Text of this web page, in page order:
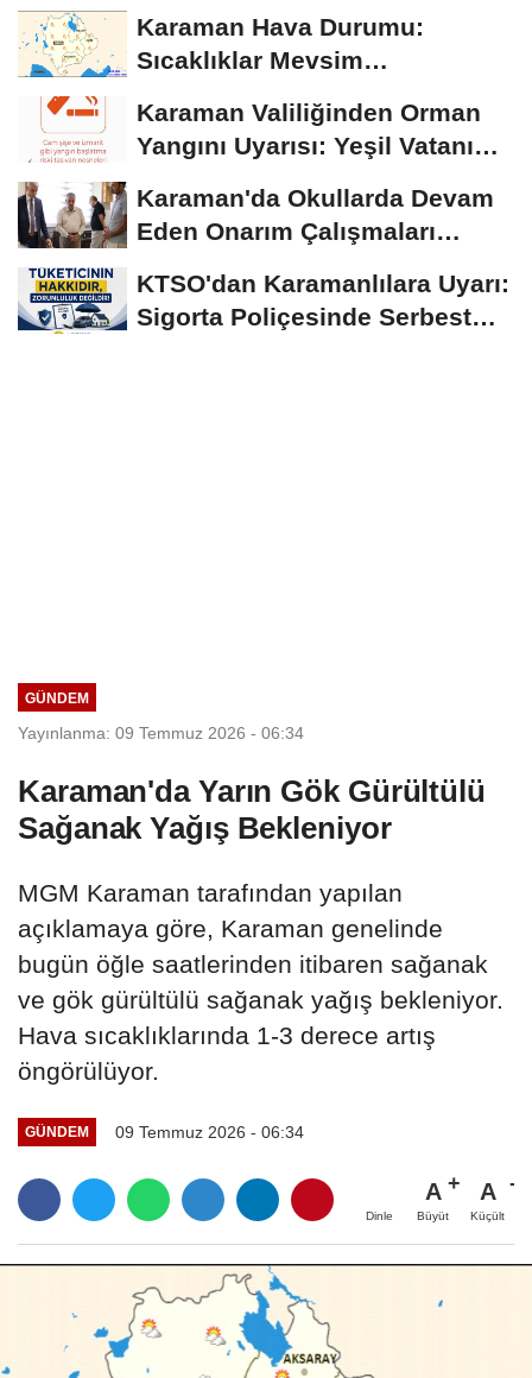
Karaman Hava Durumu:
Sıcaklıklar Mevsim
Seyrediyor
Karaman Valiliğinden Orman
Yangını Uyarısı: Yeşil Vatanı
Karaman'da Okullarda Devam
Eden Onarım Çalışmaları
KTSO'dan Karamanlılara Uyarı:
Sigorta Poliçesinde Serbest
GÜNDEM
Yayınlanma: 09 Temmuz 2026 - 06:34
Karaman'da Yarın Gök Gürültülü
Sağanak Yağış Bekleniyor
MGM Karaman tarafından yapılan
açıklamaya göre, Karaman genelinde
bugün öğle saatlerinden itibaren sağanak
ve gök gürültülü sağanak yağış bekleniyor.
Hava sıcaklıklarında 1-3 derece artış
öngörülüyor.
GÜNDEM 09 Temmuz 2026 - 06:34
Dinle
A
Büyüt
A
Küçült